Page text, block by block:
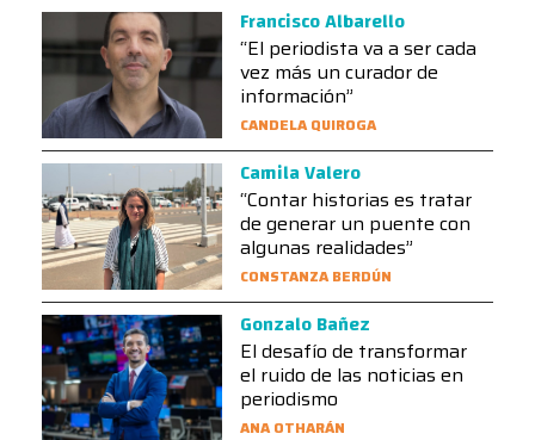
Francisco Albarello
“El periodista va a ser cada
vez más un curador de
información”
CANDELA QUIROGA
Camila Valero
“Contar historias es tratar
de generar un puente con
algunas realidades”
CONSTANZA BERDÚN
Gonzalo Bañez
El desafío de transformar
el ruido de las noticias en
periodismo
ANA OTHARÁN